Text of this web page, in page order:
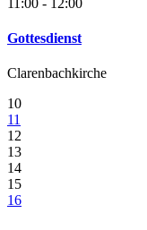
Gottesdienst
Clarenbachkirche
10
11
12
13
14
15
16